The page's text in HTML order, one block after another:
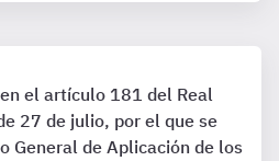
el artículo 181 del Real
27 de julio, por el que se
General de Aplicación de los